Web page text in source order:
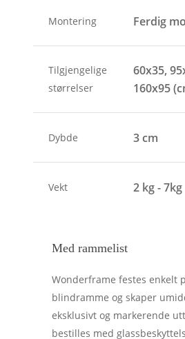
Montering Ferdig
Tilgjengelige
størrelser
60x35,
160x95
Dybde 3 cm
Vekt 2 kg - 7kg
Med rammelist
Wonderframe festes enkelt
blindramme og skaper
eksklusivt og markerende
bestilles med